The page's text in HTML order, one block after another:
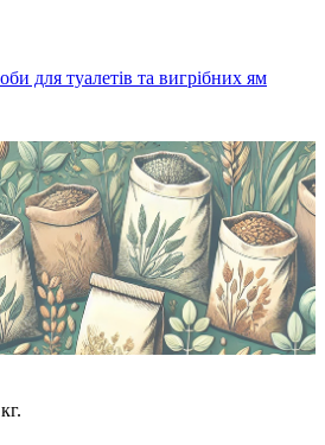
для туалетів та вигрібних ям